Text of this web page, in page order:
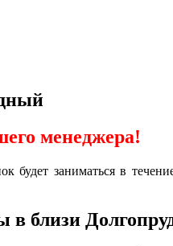
менеджера!
заниматься в
в близи